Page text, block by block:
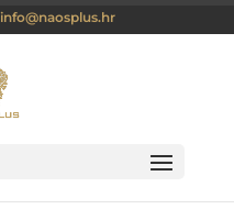
info@naosplus.hr